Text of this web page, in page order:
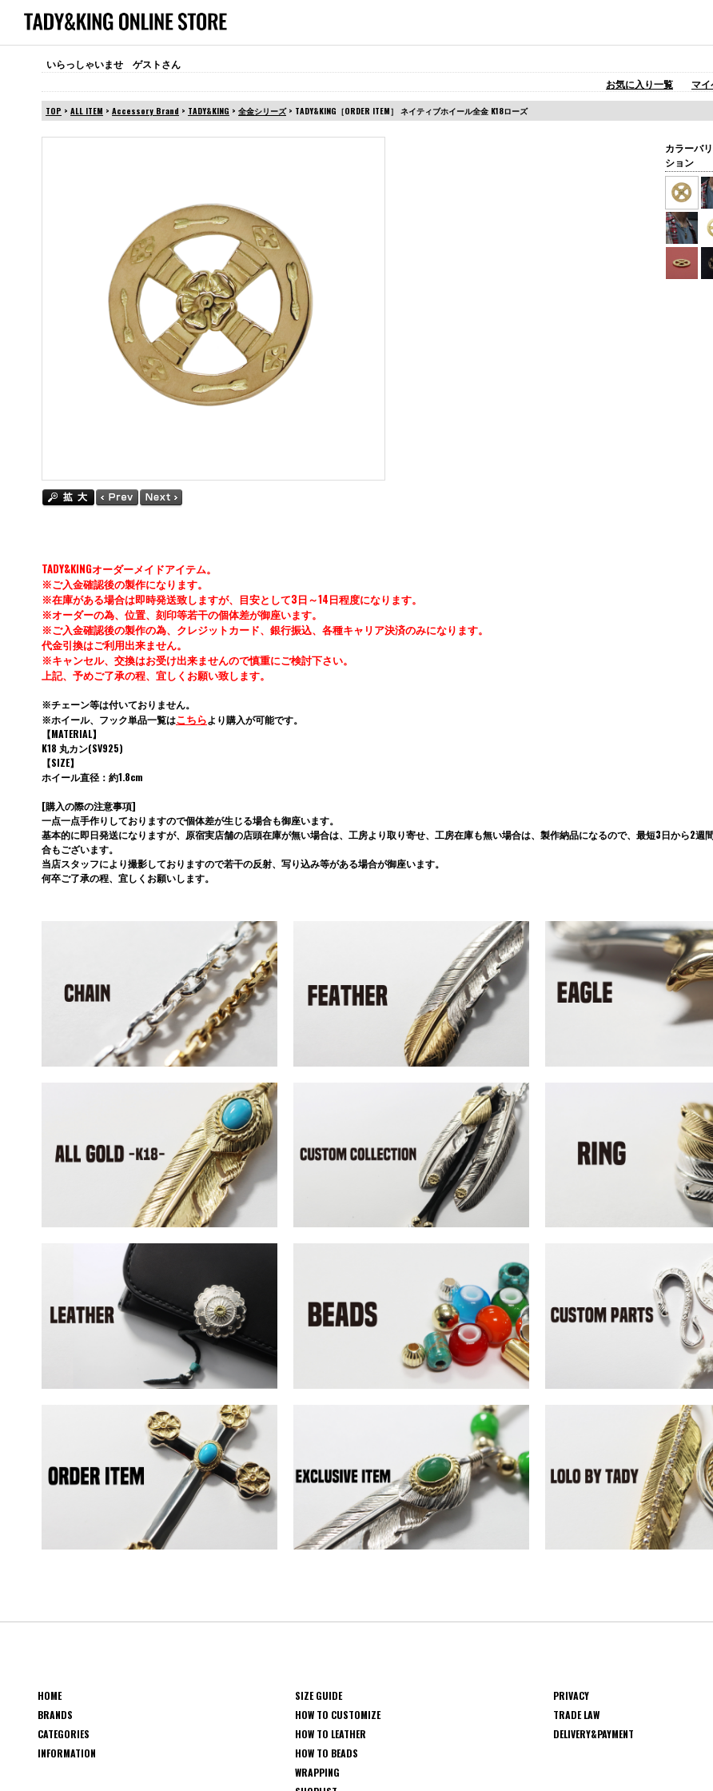
いらっしゃいませ ゲストさん
お気に入り一覧
マ
TOP > ALL ITEM > Accessory Brand > TADY&KING > 全金シリーズ> TADY&KING［ORDER ITEM］ ネイティブホイール全金 K18ローズ
カラーバ
ション
TADY&KINGオーダーメイドアイテム。
※ご入金確認後の製作になります。
※在庫がある場合は即時発送致しますが、目安として3日～14日程度になります。
※オーダーの為、位置、刻印等若干の個体差が御座います。
※ご入金確認後の製作の為、クレジットカード、銀行振込、各種キャリア決済のみになります。
代金引換はご利用出来ません。
※キャンセル、交換はお受け出来ませんので慎重にご検討下さい。
上記、予めご了承の程、宜しくお願い致します。
※チェーン等は付いておりません。
※ホイール、フック単品一覧はこちらより購入が可能です。
【MATERIAL】
K18 丸カン(SV925)
【SIZE】
ホイール直径：約1.8cm
[購入の際の注意事項]
一点一点手作りしておりますので個体差が生じる場合も御座います。
基本的に即日発送になりますが、原宿実店舗の店頭在庫が無い場合は、工房より取り寄せ、工房在庫も無い場合は、製作納品になるので、最短3日から2
合もございます。
当店スタッフにより撮影しておりますので若干の反射、写り込み等がある場合が御座います。
何卒ご了承の程、宜しくお願いします。
HOME
BRANDS
CATEGORIES
INFORMATION
SIZE GUIDE
HOW TO CUSTOMIZE
HOW TO LEATHER
HOW TO BEADS
WRAPPING
PRIVACY
TRADE LAW
DELIVERY&PAYMENT